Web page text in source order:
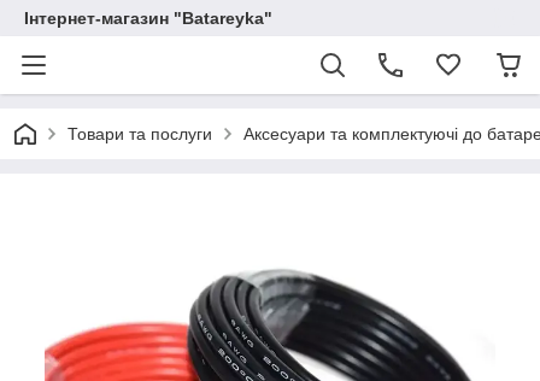
Інтернет-магазин "Batareyka"
Товари та послуги Аксесуари та комплектуючі до